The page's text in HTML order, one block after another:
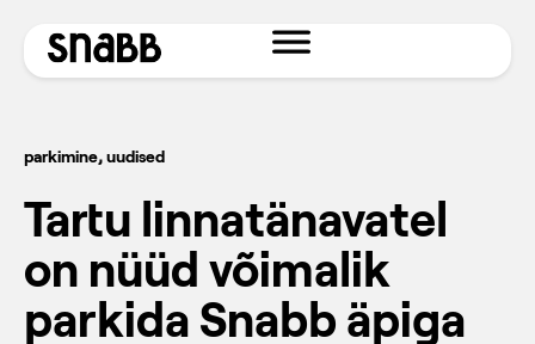
parkimine,uudised
Tartu linnatänavatel
on nüüd võimalik
parkida Snabb äpiga